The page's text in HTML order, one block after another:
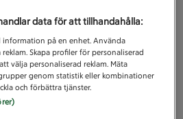
data för att tillhandahålla:
information på en enhet. Använda
Skapa profiler för personaliserad
välja personaliserad reklam. Mäta
genom statistik eller kombinationer
och förbättra tjänster.